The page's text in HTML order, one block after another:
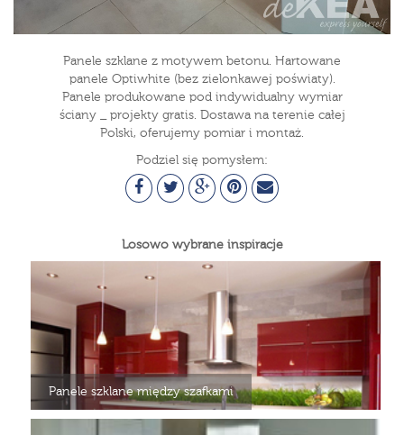
Panele szklane z motywem betonu. Hartowane
panele Optiwhite (bez zielonkawej poświaty).
Panele produkowane pod indywidualny wymiar
ściany _ projekty gratis. Dostawa na terenie całej
Polski, oferujemy pomiar i montaż.
Podziel się pomysłem:
Losowo wybrane inspiracje
Panele szklane między szafkami